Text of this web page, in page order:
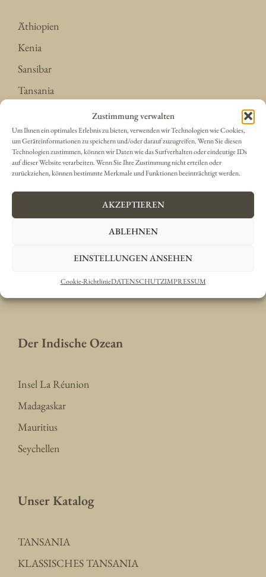
Zustimmung verwalten
Um Ihnen ein optimales Erlebnis zu bieten, verwenden wir Technologien wie Cookies,
um Geräteinformationen zu speichern und/oder darauf zuzugreifen. Wenn Sie diesen
Technologien zustimmen, können wir Daten wie das Surfverhalten oder eindeutige IDs
auf dieser Website verarbeiten. Wenn Sie Ihre Zustimmung nicht erteilen oder
zurückziehen, können bestimmte Merkmale und Funktionen beeinträchtigt werden.
AKZEPTIEREN
ABLEHNEN
EINSTELLUNGEN ANSEHEN
Cookie-RichtlinieDATENSCHUTZIMPRESSUM
Äthiopien
Kenia
Sansibar
Tansania
Das südliche Afrika
Der Indische Ozean
Insel La Réunion
Madagaskar
Mauritius
Seychellen
Unser Katalog
TANSANIA
KLASSISCHES TANSANIA